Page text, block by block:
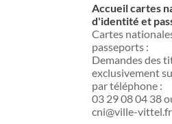
Accueil cartes
d'identité et
Cartes
passeports :
Demandes des
exclusivement
par téléphone :
03 29 08 04 38
cni@ville-vittel.fr